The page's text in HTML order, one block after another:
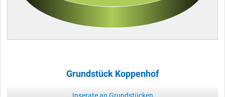
Grundstück Koppenhof
Inserate an Grundstücken